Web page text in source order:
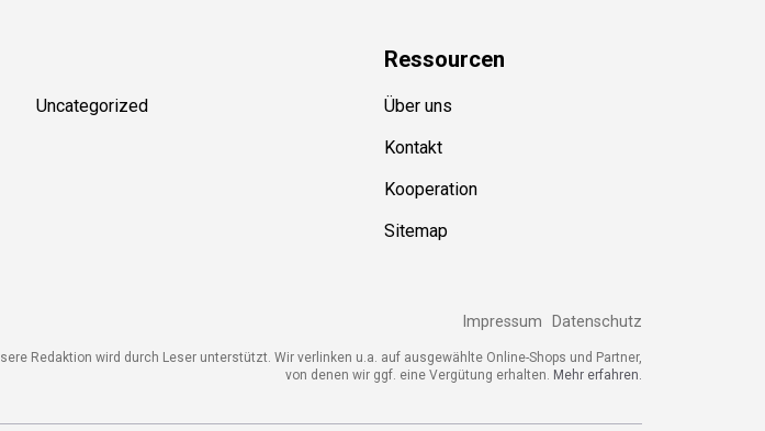
Uncategorized
Ressourcen
Über uns
Kontakt
Kooperation
Sitemap
Impressum Datenschutz
Redaktion wird durch Leser unterstützt. Wir verlinken u.a. auf ausgewählte Online-Shops und Partner,
von denen wir ggf. eine Vergütung erhalten. Mehr erfahren.